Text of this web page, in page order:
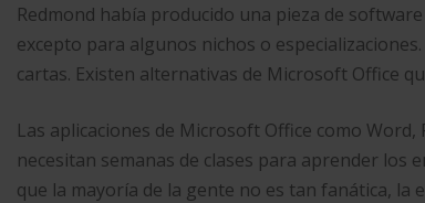
Redmond había producido una pieza de
excepto para algunos nichos o
cartas. Existen alternativas de Microsoft Office
Las aplicaciones de Microsoft Office como
necesitan semanas de clases para aprender los
que la mayoría de la gente no es tan fanática, la